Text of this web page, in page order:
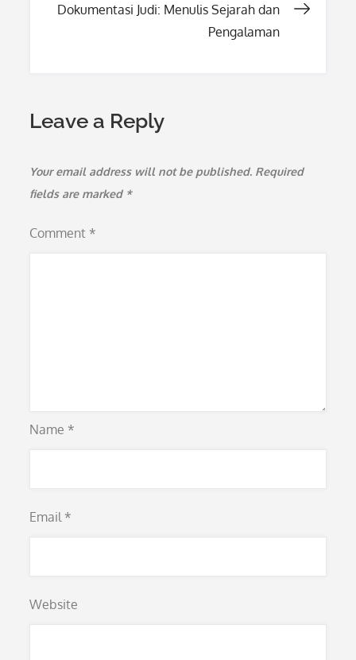
Dokumentasi Judi: Menulis Sejarah dan
Pengalaman
Leave a Reply
Your email address will not be published. Required
fields are marked *
Comment *
Name *
Email *
Website